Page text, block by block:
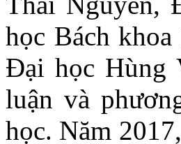
học Bách
Đại học Hùng
luận và
học. Năm